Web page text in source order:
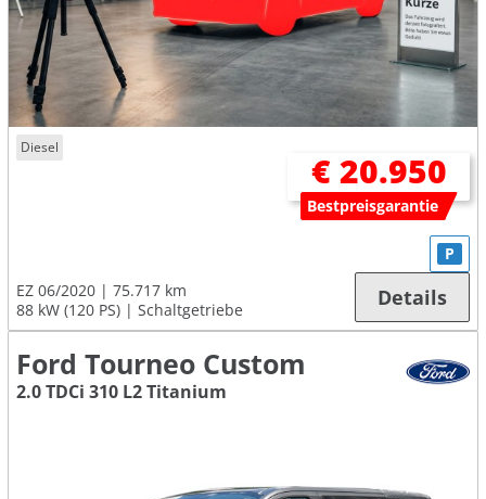
Diesel
€ 20.950
Bestpreisgarantie
EZ 06/2020
75.717 km
88 kW (120 PS)
Schaltgetriebe
P
Details
Ford Tourneo Custom
2.0 TDCi 310 L2 Titanium